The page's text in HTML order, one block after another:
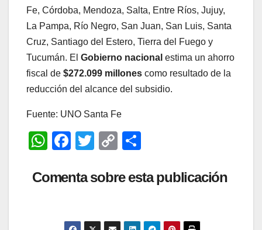
Fe, Córdoba, Mendoza, Salta, Entre Ríos, Jujuy,
La Pampa, Río Negro, San Juan, San Luis, Santa
Cruz, Santiago del Estero, Tierra del Fuego y
Tucumán. El Gobierno nacional estima un ahorro
fiscal de $272.099 millones como resultado de la
reducción del alcance del subsidio.
Fuente: UNO Santa Fe
W
at
F
c
b
T
tt
C
p
Li
m
ar
Comenta sobre esta publicación